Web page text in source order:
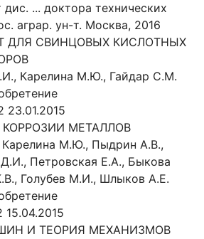
дис. ... доктора технических
аграр. ун-т. Москва, 2016
ДЛЯ СВИНЦОВЫХ КИСЛОТНЫХ
Карелина М.Ю., Гайдар С.М.
23.01.2015
МЕТАЛЛОВ
М.Ю., Пыдрин А.В.,
Петровская Е.А., Быкова
Голубев М.И., Шлыков А.Е.
15.04.2015
И ТЕОРИЯ МЕХАНИЗМОВ